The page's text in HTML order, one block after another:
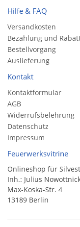
Hilfe & FAQ
Versandkosten
Bezahlung und
Bestellvorgang
Auslieferung
Kontakt
Kontaktformular
AGB
Widerrufsbelehrung
Datenschutz
Impressum
Feuerwerksvitrine
Onlineshop für
Inh.: Julius
Max-Koska-Str. 4
13189 Berlin